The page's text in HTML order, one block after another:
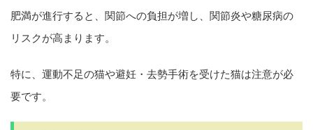
肥満が進行すると、関節への負担が増し、関節炎や糖尿病の
リスクが高まります。
特に、運動不足の猫や避妊・去勢手術を受けた猫は注意が必
要です。